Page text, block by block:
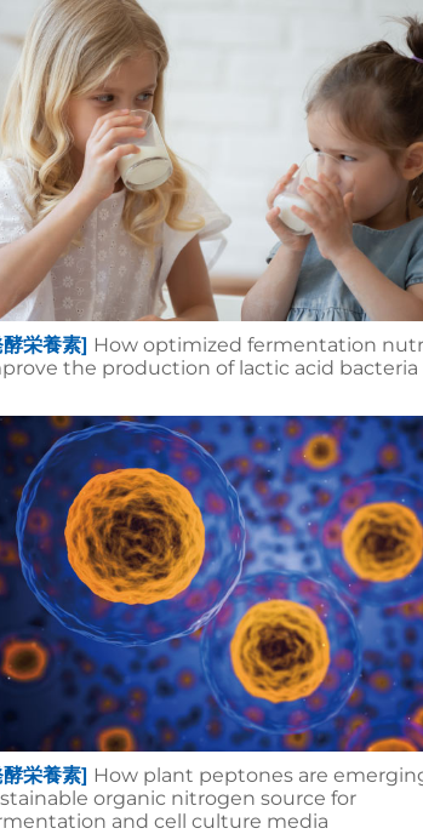
栄養素] How optimized fermentation
the production of lactic acid bacteria
栄養素] How plant peptones are
organic nitrogen source for
and cell culture media